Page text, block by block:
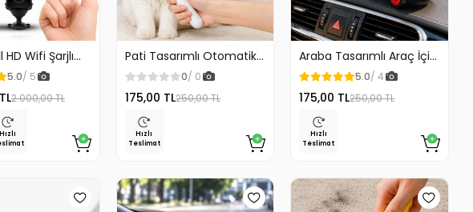
HD Wifi Şarjlı
Kamerası
Balık Gözü
Görüntü
5.0/ 5
2.000,00 TL
Hızlı
Pati Tasarımlı Otomatik
Temizlenen Evcil Hayvan
Fırçası
0/ 0
175,00 TL250,00 TL
Hızlı
Teslimat
Araba Tasarımlı Araç İçi
Telefon Tutucu 360
Dönebilen Ayarlı
5.0/ 4
175,00 TL250,00 TL
Hızlı
Teslimat